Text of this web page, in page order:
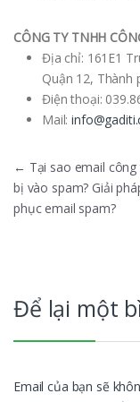
CÔNG TY TNHH
Địa chỉ: 161E1
Quận 12, Thành
Điện thoại:
Mail:
Điều hướng
← Tại sao email
bị vào spam? Giải
phục email spam?
Để lại một
Email của bạn sẽ